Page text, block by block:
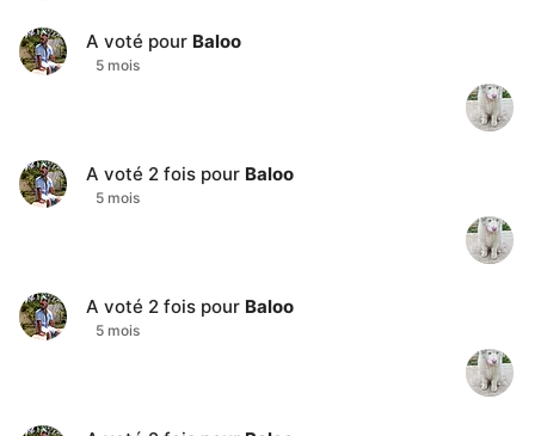
A voté pour Baloo
5 mois
A voté 2 fois pour Baloo
5 mois
A voté 2 fois pour Baloo
5 mois